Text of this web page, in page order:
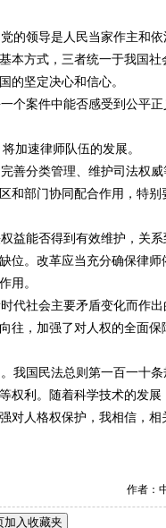
的领导是人民当家作主和依
本方式，三者统一于我国
的坚定决心和信心。
个案件中能否感受到公平
加速律师队伍的发展。
善分类管理、维护司法权
和部门协同配合作用，特
益能否得到有效维护，关
位。改革应当充分确保律
用。
代社会主要矛盾变化而作
往，加强了对人权的全面保
我国民法总则第一百一十
权利。随着科学技术的发
对人格权保护，我相信，相
作者：